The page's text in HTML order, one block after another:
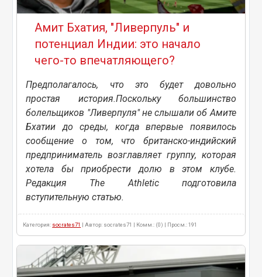
Амит Бхатия, "Ливерпуль" и
потенциал Индии: это начало
чего-то впечатляющего?
Предполагалось, что это будет довольно
простая история.Поскольку большинство
болельщиков "Ливерпуля" не слышали об Амите
Бхатии до среды, когда впервые появилось
сообщение о том, что британско-индийский
предприниматель возглавляет группу, которая
хотела бы приобрести долю в этом клубе.
Редакция The Athletic подготовила
вступительную статью.
Категория: socrates71 | Автор: socrates71 | Комм.: (0) | Просм.: 191